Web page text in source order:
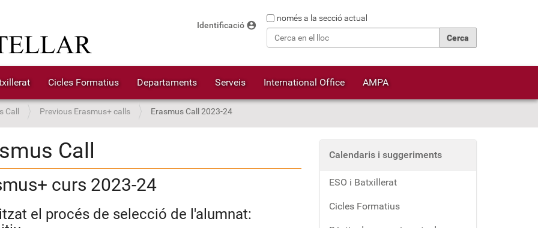
Cercanomés a la secció actual
Identificació account_circle
Cicles Formatius Departaments Serveis International Office AMPA
Call Previous Erasmus+ calls Erasmus Call 2023-24
Call
curs 2023-24
el procés de selecció de l'alumnat:
Calendaris i suggeriments
ESO i Batxillerat
Cicles Formatius